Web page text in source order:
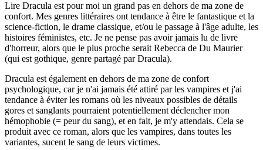
Lire Dracula est pour moi un grand pas en dehors de ma zone de
confort. Mes genres littéraires ont tendance à être le fantastique et la
science-fiction, le drame classique, et/ou le passage à l'âge adulte, les
histoires féministes, etc. Je ne pense pas avoir jamais lu de livre
d'horreur, alors que le plus proche serait Rebecca de Du Maurier
(qui est gothique, genre partagé par Dracula).
Dracula est également en dehors de ma zone de confort
psychologique, car je n'ai jamais été attiré par les vampires et j'ai
tendance à éviter les romans où les niveaux possibles de détails
gores et sanglants pourraient potentiellement déclencher mon
hémophobie (= peur du sang), et en fait, je m'y attendais. Cela se
produit avec ce roman, alors que les vampires, dans toutes les
variantes, sucent le sang de leurs victimes.